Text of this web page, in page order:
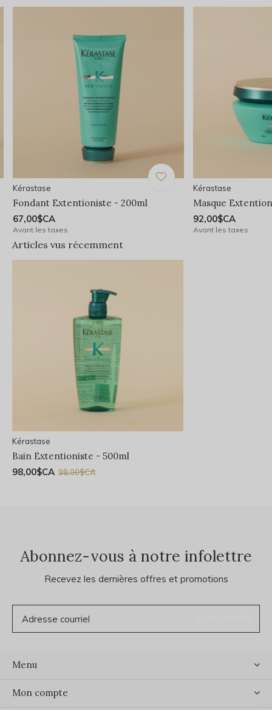
Kérastase
Fondant Extentioniste - 200ml
67,00$CA
Avant les taxes
Kérastase
Masque
92,00$CA
Avant les taxes
Articles vus récemment
Kérastase
Bain Extentioniste - 500ml
98,00$CA 98,00$CA
Abonnez-vous à notre infolettre
Recevez les dernières offres et promotions
Menu
Mon compte